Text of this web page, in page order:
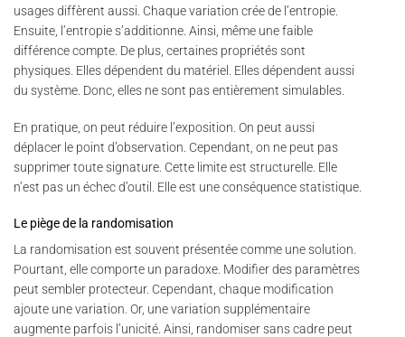
usages diffèrent aussi. Chaque variation crée de l’entropie.
Ensuite, l’entropie s’additionne. Ainsi, même une faible
différence compte. De plus, certaines propriétés sont
physiques. Elles dépendent du matériel. Elles dépendent aussi
du système. Donc, elles ne sont pas entièrement simulables.
En pratique, on peut réduire l’exposition. On peut aussi
déplacer le point d’observation. Cependant, on ne peut pas
supprimer toute signature. Cette limite est structurelle. Elle
n’est pas un échec d’outil. Elle est une conséquence statistique.
Le piège de la randomisation
La randomisation est souvent présentée comme une solution.
Pourtant, elle comporte un paradoxe. Modifier des paramètres
peut sembler protecteur. Cependant, chaque modification
ajoute une variation. Or, une variation supplémentaire
augmente parfois l’unicité. Ainsi, randomiser sans cadre peut